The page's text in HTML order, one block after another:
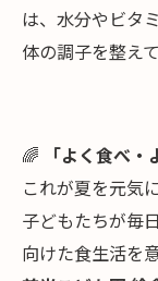
は、水分やビタ
体の調子を整え
🌈
「よく食べ・
これが夏を元気
子どもたちが毎
向けた食生活を